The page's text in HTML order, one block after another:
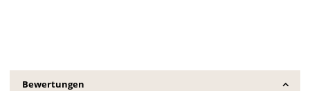
Bewertungen